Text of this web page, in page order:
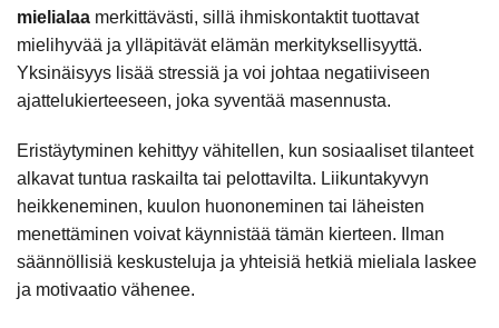
mielialaa merkittävästi, sillä ihmiskontaktit tuottavat
mielihyvää ja ylläpitävät elämän merkityksellisyyttä.
Yksinäisyys lisää stressiä ja voi johtaa negatiiviseen
ajattelukierteeseen, joka syventää masennusta.
Eristäytyminen kehittyy vähitellen, kun sosiaaliset tilanteet
alkavat tuntua raskailta tai pelottavilta. Liikuntakyvyn
heikkeneminen, kuulon huononeminen tai läheisten
menettäminen voivat käynnistää tämän kierteen. Ilman
säännöllisiä keskusteluja ja yhteisiä hetkiä mieliala laskee
ja motivaatio vähenee.